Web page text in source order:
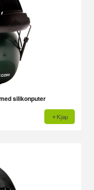
silikonputer
Kjøp